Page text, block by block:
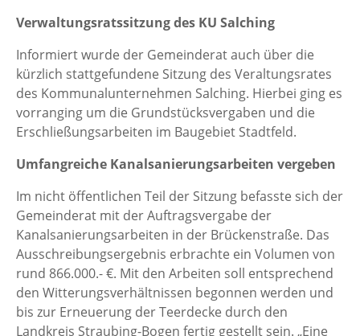
Verwaltungsratssitzung des KU Salching
Informiert wurde der Gemeinderat auch über die
kürzlich stattgefundene Sitzung des Veraltungsrates
des Kommunalunternehmen Salching. Hierbei ging es
vorranging um die Grundstücksvergaben und die
Erschließungsarbeiten im Baugebiet Stadtfeld.
Umfangreiche Kanalsanierungsarbeiten vergeben
Im nicht öffentlichen Teil der Sitzung befasste sich der
Gemeinderat mit der Auftragsvergabe der
Kanalsanierungsarbeiten in der Brückenstraße. Das
Ausschreibungsergebnis erbrachte ein Volumen von
rund 866.000.- €. Mit den Arbeiten soll entsprechend
den Witterungsverhältnissen begonnen werden und
bis zur Erneuerung der Teerdecke durch den
Landkreis Straubing-Bogen fertig gestellt sein. „Eine